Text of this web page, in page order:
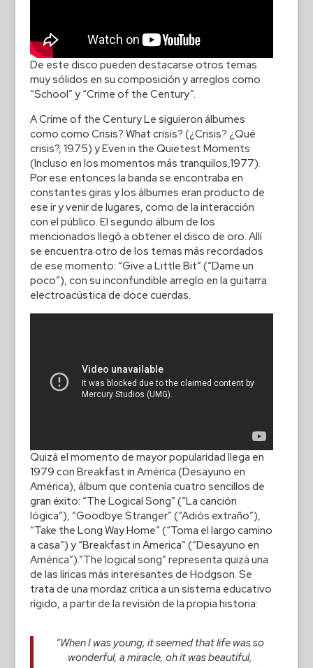
De este disco pueden destacarse otros temas
muy sólidos en su composición y arreglos como
“School” y “Crime of the Century”.
A Crime of the Century Le siguieron álbumes
como como Crisis? What crisis? (¿Crisis? ¿Qué
crisis?, 1975) y Even in the Quietest Moments
(Incluso en los momentos más tranquilos,1977).
Por ese entonces la banda se encontraba en
constantes giras y los álbumes eran producto de
ese ir y venir de lugares, como de la interacción
con el público. El segundo álbum de los
mencionados llegó a obtener el disco de oro. Allí
se encuentra otro de los temas más recordados
de ese momento: “Give a Little Bit” (“Dame un
poco”), con su inconfundible arreglo en la guitarra
electroacústica de doce cuerdas.
Quizá el momento de mayor popularidad llega en
1979 con Breakfast in América (Desayuno en
América), álbum que contenía cuatro sencillos de
gran éxito: “The Logical Song” (“La canción
lógica”), “Goodbye Stranger” (“Adiós extraño”),
“Take the Long Way Home” (“Toma el largo camino
a casa”) y “Breakfast in America” (“Desayuno en
América”).”The logical song” representa quizá una
de las líricas más interesantes de Hodgson. Se
trata de una mordaz crítica a un sistema educativo
rígido, a partir de la revisión de la propia historia:
“When I was young, it seemed that life was so
wonderful, a miracle, oh it was beautiful,